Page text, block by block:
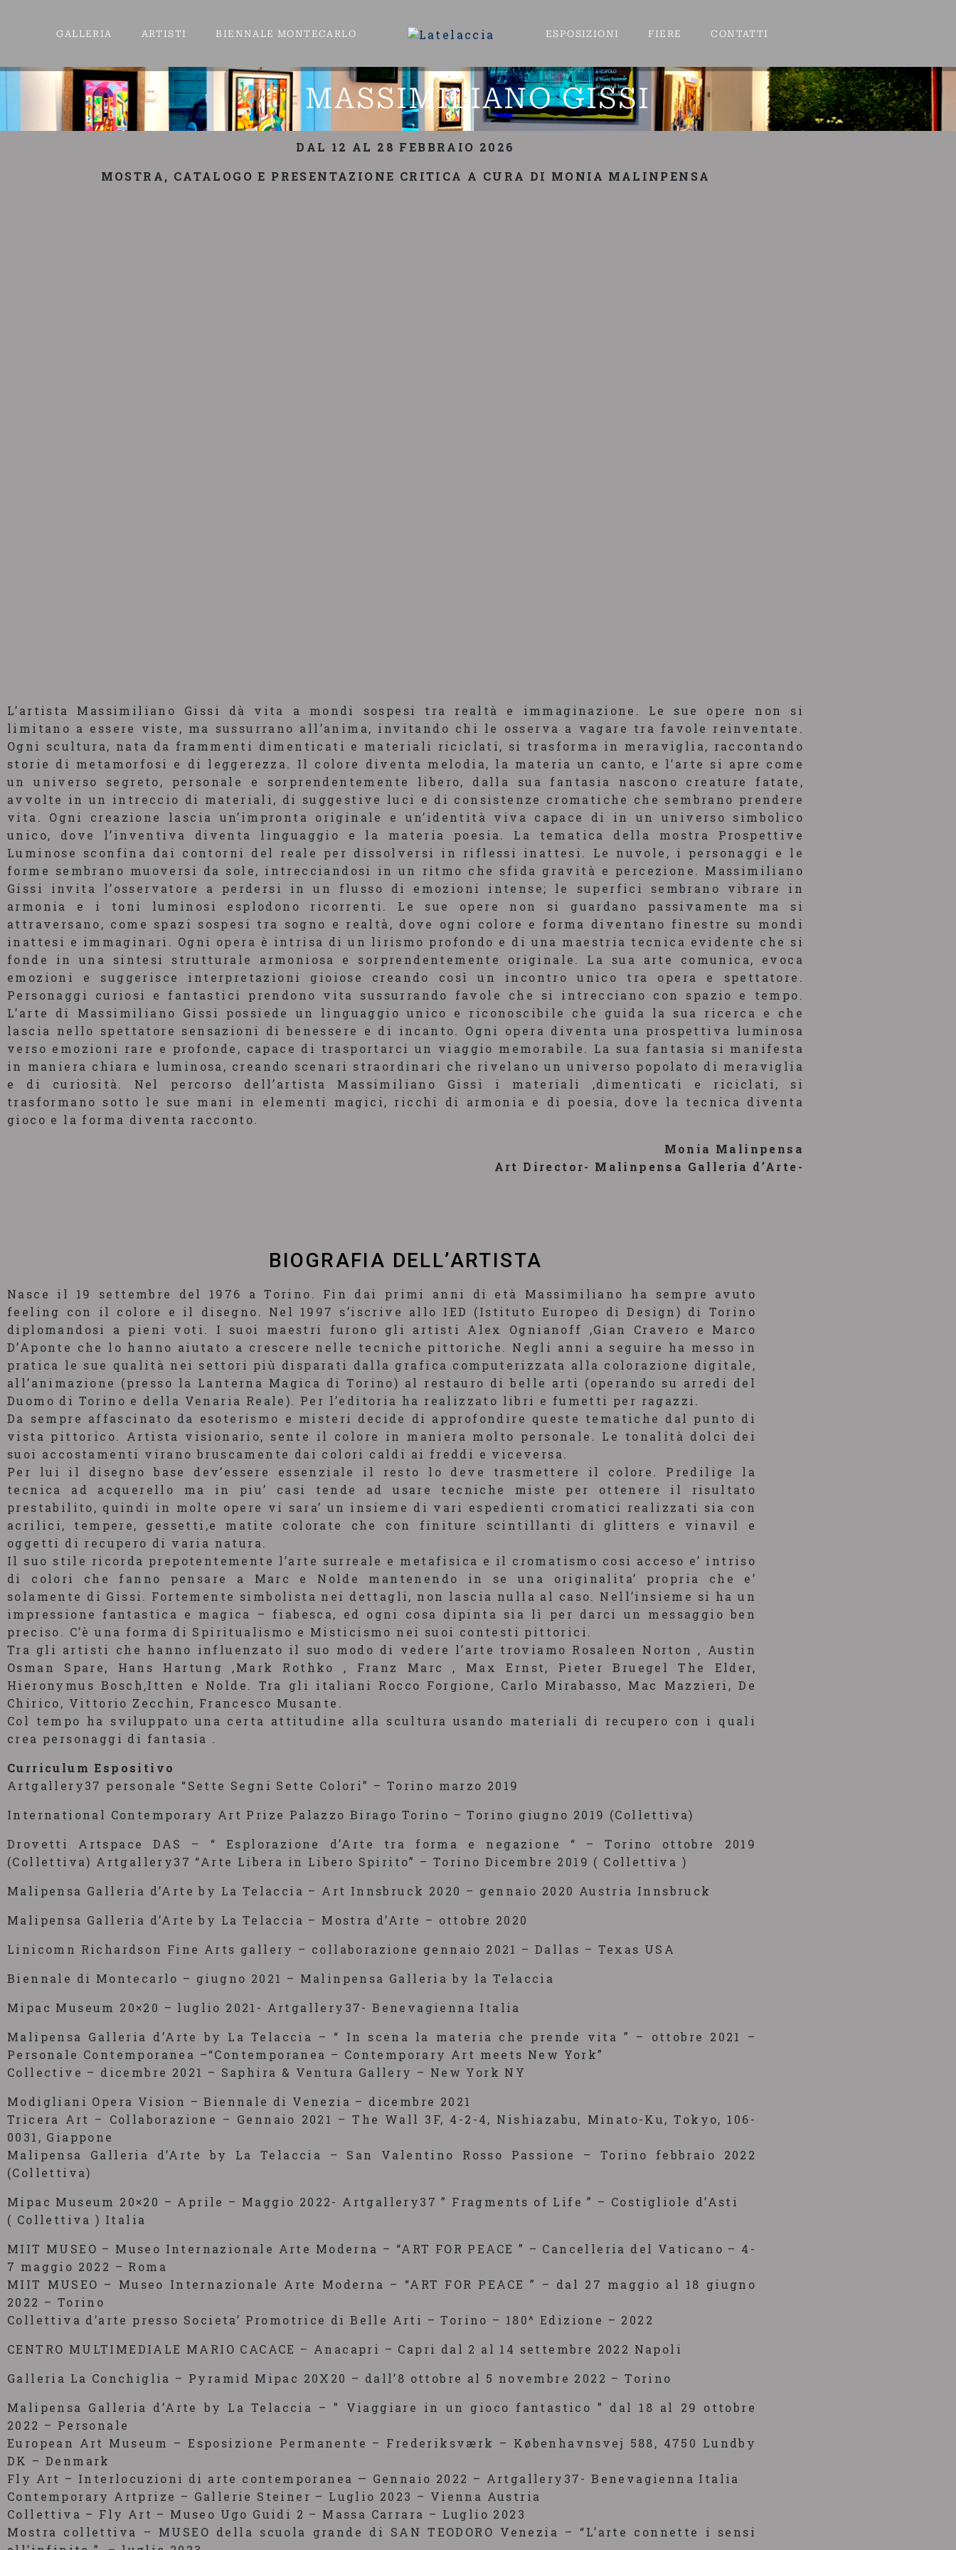
GALLERIA ARTISTI BIENNALE MONTECARLO ESPOSIZIONI FIERE CONTATTI
MASSIMILIANO GISSI
DAL 12 AL 28 FEBBRAIO 2026
MOSTRA, CATALOGO E PRESENTAZIONE CRITICA A CURA DI MONIA MALINPENSA
L’artista Massimiliano Gissi dà vita a mondi sospesi tra realtà e immaginazione. Le sue opere non si
limitano a essere viste, ma sussurrano all’anima, invitando chi le osserva a vagare tra favole reinventate.
Ogni scultura, nata da frammenti dimenticati e materiali riciclati, si trasforma in meraviglia, raccontando
storie di metamorfosi e di leggerezza. Il colore diventa melodia, la materia un canto, e l’arte si apre come
un universo segreto, personale e sorprendentemente libero, dalla sua fantasia nascono creature fatate,
avvolte in un intreccio di materiali, di suggestive luci e di consistenze cromatiche che sembrano prendere
vita. Ogni creazione lascia un’impronta originale e un’identità viva capace di in un universo simbolico
unico, dove l’inventiva diventa linguaggio e la materia poesia. La tematica della mostra Prospettive
Luminose sconfina dai contorni del reale per dissolversi in riflessi inattesi. Le nuvole, i personaggi e le
forme sembrano muoversi da sole, intrecciandosi in un ritmo che sfida gravità e percezione. Massimiliano
Gissi invita l’osservatore a perdersi in un flusso di emozioni intense; le superfici sembrano vibrare in
armonia e i toni luminosi esplodono ricorrenti. Le sue opere non si guardano passivamente ma si
attraversano, come spazi sospesi tra sogno e realtà, dove ogni colore e forma diventano finestre su mondi
inattesi e immaginari. Ogni opera è intrisa di un lirismo profondo e di una maestria tecnica evidente che si
fonde in una sintesi strutturale armoniosa e sorprendentemente originale. La sua arte comunica, evoca
emozioni e suggerisce interpretazioni gioiose creando così un incontro unico tra opera e spettatore.
Personaggi curiosi e fantastici prendono vita sussurrando favole che si intrecciano con spazio e tempo.
L’arte di Massimiliano Gissi possiede un linguaggio unico e riconoscibile che guida la sua ricerca e che
lascia nello spettatore sensazioni di benessere e di incanto. Ogni opera diventa una prospettiva luminosa
verso emozioni rare e profonde, capace di trasportarci un viaggio memorabile. La sua fantasia si manifesta
in maniera chiara e luminosa, creando scenari straordinari che rivelano un universo popolato di meraviglia
e di curiosità. Nel percorso dell’artista Massimiliano Gissi i materiali ,dimenticati e riciclati, si
trasformano sotto le sue mani in elementi magici, ricchi di armonia e di poesia, dove la tecnica diventa
gioco e la forma diventa racconto.
Monia Malinpensa
Art Director- Malinpensa Galleria d’Arte-
BIOGRAFIA DELL’ARTISTA
Nasce il 19 settembre del 1976 a Torino. Fin dai primi anni di età Massimiliano ha sempre avuto
feeling con il colore e il disegno. Nel 1997 s’iscrive allo IED (Istituto Europeo di Design) di Torino
diplomandosi a pieni voti. I suoi maestri furono gli artisti Alex Ognianoff ,Gian Cravero e Marco
D’Aponte che lo hanno aiutato a crescere nelle tecniche pittoriche. Negli anni a seguire ha messo in
pratica le sue qualità nei settori più disparati dalla grafica computerizzata alla colorazione digitale,
all’animazione (presso la Lanterna Magica di Torino) al restauro di belle arti (operando su arredi del
Duomo di Torino e della Venaria Reale). Per l’editoria ha realizzato libri e fumetti per ragazzi.
Da sempre affascinato da esoterismo e misteri decide di approfondire queste tematiche dal punto di
vista pittorico. Artista visionario, sente il colore in maniera molto personale. Le tonalità dolci dei
suoi accostamenti virano bruscamente dai colori caldi ai freddi e viceversa.
Per lui il disegno base dev’essere essenziale il resto lo deve trasmettere il colore. Predilige la
tecnica ad acquerello ma in piu’ casi tende ad usare tecniche miste per ottenere il risultato
prestabilito, quindi in molte opere vi sara’ un insieme di vari espedienti cromatici realizzati sia con
acrilici, tempere, gessetti,e matite colorate che con finiture scintillanti di glitters e vinavil e
oggetti di recupero di varia natura.
Il suo stile ricorda prepotentemente l’arte surreale e metafisica e il cromatismo cosi acceso e’ intriso
di colori che fanno pensare a Marc e Nolde mantenendo in se una originalita’ propria che e’
solamente di Gissi. Fortemente simbolista nei dettagli, non lascia nulla al caso. Nell’insieme si ha un
impressione fantastica e magica – fiabesca, ed ogni cosa dipinta sia lì per darci un messaggio ben
preciso. C’è una forma di Spiritualismo e Misticismo nei suoi contesti pittorici.
Tra gli artisti che hanno influenzato il suo modo di vedere l’arte troviamo Rosaleen Norton , Austin
Osman Spare, Hans Hartung ,Mark Rothko , Franz Marc , Max Ernst, Pieter Bruegel The Elder,
Hieronymus Bosch,Itten e Nolde. Tra gli italiani Rocco Forgione, Carlo Mirabasso, Mac Mazzieri, De
Chirico, Vittorio Zecchin, Francesco Musante.
Col tempo ha sviluppato una certa attitudine alla scultura usando materiali di recupero con i quali
crea personaggi di fantasia .
Curriculum Espositivo
Artgallery37 personale “Sette Segni Sette Colori” – Torino marzo 2019
International Contemporary Art Prize Palazzo Birago Torino – Torino giugno 2019 (Collettiva)
Drovetti Artspace DAS – “ Esplorazione d’Arte tra forma e negazione “ – Torino ottobre 2019
(Collettiva) Artgallery37 “Arte Libera in Libero Spirito” – Torino Dicembre 2019 ( Collettiva )
Malipensa Galleria d’Arte by La Telaccia – Art Innsbruck 2020 – gennaio 2020 Austria Innsbruck
Malipensa Galleria d’Arte by La Telaccia – Mostra d’Arte – ottobre 2020
Linicomn Richardson Fine Arts gallery – collaborazione gennaio 2021 – Dallas – Texas USA
Biennale di Montecarlo – giugno 2021 – Malinpensa Galleria by la Telaccia
Mipac Museum 20×20 – luglio 2021- Artgallery37- Benevagienna Italia
Malipensa Galleria d’Arte by La Telaccia – “ In scena la materia che prende vita ” – ottobre 2021 –
Personale Contemporanea –“Contemporanea – Contemporary Art meets New York”
Collective – dicembre 2021 – Saphira & Ventura Gallery – New York NY
Modigliani Opera Vision – Biennale di Venezia – dicembre 2021
Tricera Art – Collaborazione – Gennaio 2021 – The Wall 3F, 4-2-4, Nishiazabu, Minato-Ku, Tokyo, 106-
0031, Giappone
Malipensa Galleria d’Arte by La Telaccia – San Valentino Rosso Passione – Torino febbraio 2022
(Collettiva)
Mipac Museum 20×20 – Aprile – Maggio 2022- Artgallery37 ” Fragments of Life ” – Costigliole d’Asti
( Collettiva ) Italia
MIIT MUSEO – Museo Internazionale Arte Moderna – “ART FOR PEACE ” – Cancelleria del Vaticano – 4-
7 maggio 2022 – Roma
MIIT MUSEO – Museo Internazionale Arte Moderna – “ART FOR PEACE ” – dal 27 maggio al 18 giugno
2022 – Torino
Collettiva d’arte presso Societa’ Promotrice di Belle Arti – Torino – 180^ Edizione – 2022
CENTRO MULTIMEDIALE MARIO CACACE – Anacapri – Capri dal 2 al 14 settembre 2022 Napoli
Galleria La Conchiglia – Pyramid Mipac 20X20 – dall’8 ottobre al 5 novembre 2022 – Torino
Malipensa Galleria d’Arte by La Telaccia – ” Viaggiare in un gioco fantastico ” dal 18 al 29 ottobre
2022 – Personale
European Art Museum – Esposizione Permanente – Frederiksværk – Københavnsvej 588, 4750 Lundby
DK – Denmark
Fly Art – Interlocuzioni di arte contemporanea — Gennaio 2022 – Artgallery37- Benevagienna Italia
Contemporary Artprize – Gallerie Steiner – Luglio 2023 – Vienna Austria
Collettiva – Fly Art – Museo Ugo Guidi 2 – Massa Carrara – Luglio 2023
Mostra collettiva – MUSEO della scuola grande di SAN TEODORO Venezia – “L’arte connette i sensi